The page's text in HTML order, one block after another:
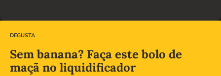
DEGUSTA
Sem banana? Faça este bolo de
maçã no liquidificador